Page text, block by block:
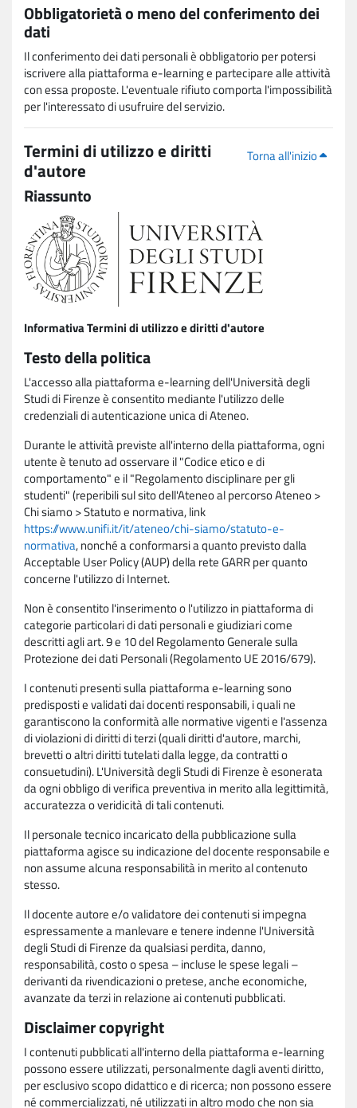
Obbligatorietà o meno del conferimento dei
dati
Il conferimento dei dati personali è obbligatorio per potersi
iscrivere alla piattaforma e-learning e partecipare alle attività
con essa proposte. L'eventuale rifiuto comporta l'impossibilità
per l'interessato di usufruire del servizio.
Torna all'inizio
Termini di utilizzo e diritti
d'autore
Riassunto
Informativa Termini di utilizzo e diritti d'autore
Testo della politica
L'accesso alla piattaforma e-learning dell'Università degli
Studi di Firenze è consentito mediante l'utilizzo delle
credenziali di autenticazione unica di Ateneo.
Durante le attività previste all'interno della piattaforma, ogni
utente è tenuto ad osservare il "Codice etico e di
comportamento" e il "Regolamento disciplinare per gli
studenti" (reperibili sul sito dell'Ateneo al percorso Ateneo >
Chi siamo > Statuto e normativa, link
https://www.unifi.it/it/ateneo/chi-siamo/statuto-e-
normativa, nonché a conformarsi a quanto previsto dalla
Acceptable User Policy (AUP) della rete GARR per quanto
concerne l'utilizzo di Internet.
Non è consentito l'inserimento o l'utilizzo in piattaforma di
categorie particolari di dati personali e giudiziari come
descritti agli art. 9 e 10 del Regolamento Generale sulla
Protezione dei dati Personali (Regolamento UE 2016/679).
I contenuti presenti sulla piattaforma e-learning sono
predisposti e validati dai docenti responsabili, i quali ne
garantiscono la conformità alle normative vigenti e l'assenza
di violazioni di diritti di terzi (quali diritti d'autore, marchi,
brevetti o altri diritti tutelati dalla legge, da contratti o
consuetudini). L'Università degli Studi di Firenze è esonerata
da ogni obbligo di verifica preventiva in merito alla legittimità,
accuratezza o veridicità di tali contenuti.
Il personale tecnico incaricato della pubblicazione sulla
piattaforma agisce su indicazione del docente responsabile e
non assume alcuna responsabilità in merito al contenuto
stesso.
Il docente autore e/o validatore dei contenuti si impegna
espressamente a manlevare e tenere indenne l'Università
degli Studi di Firenze da qualsiasi perdita, danno,
responsabilità, costo o spesa – incluse le spese legali –
derivanti da rivendicazioni o pretese, anche economiche,
avanzate da terzi in relazione ai contenuti pubblicati.
Disclaimer copyright
I contenuti pubblicati all'interno della piattaforma e-learning
possono essere utilizzati, personalmente dagli aventi diritto,
per esclusivo scopo didattico e di ricerca; non possono essere
né commercializzati, né utilizzati in altro modo che non sia